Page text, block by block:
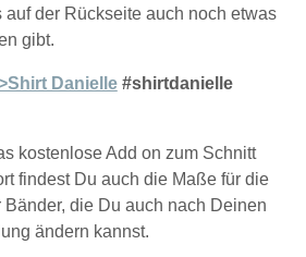
auf der Rückseite auch noch etwas
gibt.
Danielle#shirtdanielle
kostenlose Add on zum Schnitt
findest Du auch die Maße für die
Bänder, die Du auch nach Deinen
ändern kannst.